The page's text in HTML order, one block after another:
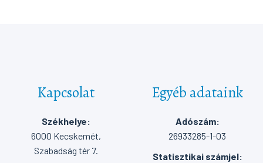
Kapcsolat
Székhelye:
6000 Kecskemét,
Szabadság tér 7.
Egyéb adataink
Adószám:
26933285-1-03
Statisztikai számjel: